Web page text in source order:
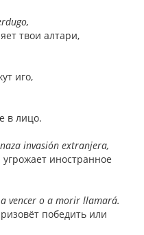
твои алтари,
иго,
в лицо.
invasión extranjera,
иностранное
vencer o a morir llamará.
победить или